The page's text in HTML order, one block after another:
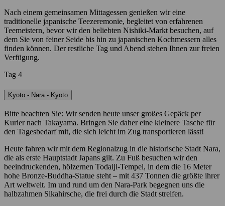
Nach einem gemeinsamen Mittagessen genießen wir eine
traditionelle japanische Teezeremonie, begleitet von erfahrenen
Teemeistern, bevor wir den beliebten Nishiki-Markt besuchen, auf
dem Sie von feiner Seide bis hin zu japanischen Kochmessern alles
finden können. Der restliche Tag und Abend stehen Ihnen zur freien
Verfügung.
Tag 4
Kyoto - Nara - Kyoto
Bitte beachten Sie: Wir senden heute unser großes Gepäck per
Kurier nach Takayama. Bringen Sie daher eine kleinere Tasche für
den Tagesbedarf mit, die sich leicht im Zug transportieren lässt!
Heute fahren wir mit dem Regionalzug in die historische Stadt Nara,
die als erste Hauptstadt Japans gilt. Zu Fuß besuchen wir den
beeindruckenden, hölzernen Todaiji-Tempel, in dem die 16 Meter
hohe Bronze-Buddha-Statue steht – mit 437 Tonnen die größte ihrer
Art weltweit. Im und rund um den Nara-Park begegnen uns die
halbzahmen Sikahirsche, die frei durch die Stadt streifen.